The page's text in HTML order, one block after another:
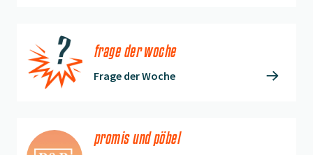
frage der woche
Frage der Woche
promis und pöbel